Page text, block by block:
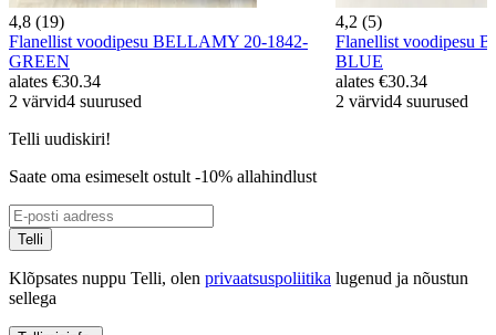
4,8 (19)
Flanellist voodipesu BELLAMY 20-1842-
GREEN
alates €30.34
2 värvid4 suurused
4,2 (5)
Flanellist voodipesu
BLUE
alates €30.34
2 värvid4 suurused
Telli uudiskiri!
Saate oma esimeselt ostult -10% allahindlust
Telli
Klõpsates nuppu Telli, olen privaatsuspoliitika lugenud ja nõustun
sellega